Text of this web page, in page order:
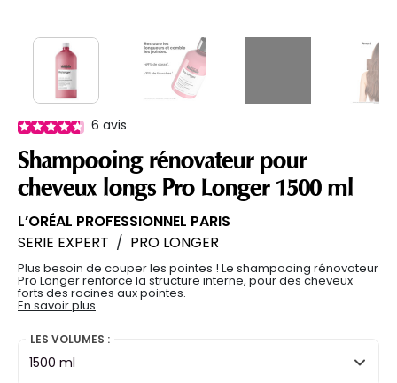
6 avis
Shampooing rénovateur pour
cheveux longs Pro Longer 1500 ml
L’ORÉAL PROFESSIONNEL PARIS
SERIE EXPERT / PRO LONGER
Plus besoin de couper les pointes ! Le shampooing rénovateur
Pro Longer renforce la structure interne, pour des cheveux
forts des racines aux pointes.
En savoir plus
LES VOLUMES :
1500 ml